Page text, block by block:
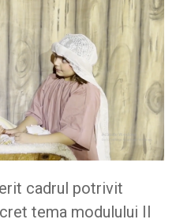
cadrul potrivit
tema modulului II